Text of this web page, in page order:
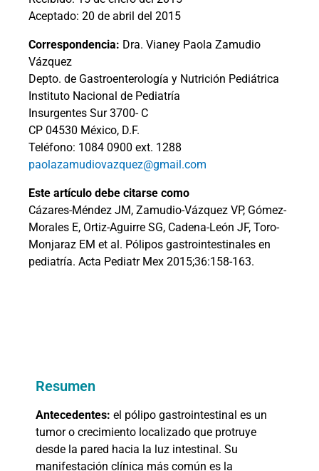
Aceptado: 20 de abril del 2015
Correspondencia: Dra. Vianey Paola Zamudio
Vázquez
Depto. de Gastroenterología y Nutrición Pediátrica
Instituto Nacional de Pediatría
Insurgentes Sur 3700- C
CP 04530 México, D.F.
Teléfono: 1084 0900 ext. 1288
paolazamudiovazquez@gmail.com
Este artículo debe citarse como
Cázares-Méndez JM, Zamudio-Vázquez VP, Gómez-
Morales E, Ortiz-Aguirre SG, Cadena-León JF, Toro-
Monjaraz EM et al. Pólipos gastrointestinales en
pediatría. Acta Pediatr Mex 2015;36:158-163.
Resumen
Antecedentes: el pólipo gastrointestinal es un
tumor o crecimiento localizado que protruye
desde la pared hacia la luz intestinal. Su
manifestación clínica más común es la